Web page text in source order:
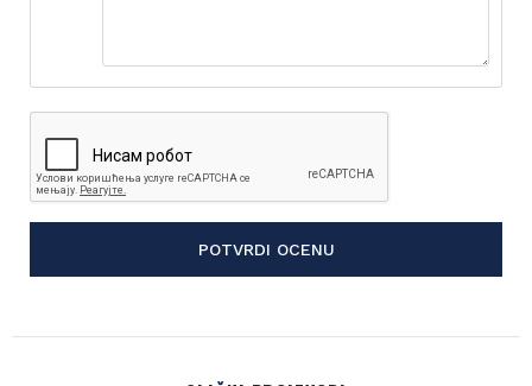
POTVRDI OCENU